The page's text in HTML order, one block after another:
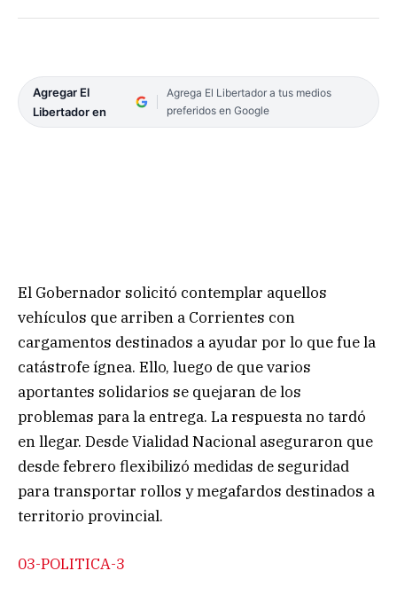
Agregar El
Libertador en
Agrega El Libertador a tus medios
preferidos en Google
El Gobernador solicitó contemplar aquellos
vehículos que arriben a Corrientes con
cargamentos destinados a ayudar por lo que fue la
catástrofe ígnea. Ello, luego de que varios
aportantes solidarios se quejaran de los
problemas para la entrega. La respuesta no tardó
en llegar. Desde Vialidad Nacional aseguraron que
desde febrero flexibilizó medidas de seguridad
para transportar rollos y megafardos destinados a
territorio provincial.
03-POLITICA-3